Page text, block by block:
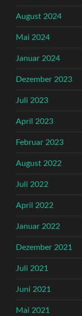
August 2024
Mai 2024
Januar 2024
Dezember 2023
Juli 2023
April 2023
Februar 2023
August 2022
Juli 2022
April 2022
Januar 2022
Dezember 2021
Juli 2021
Juni 2021
Mai 2021